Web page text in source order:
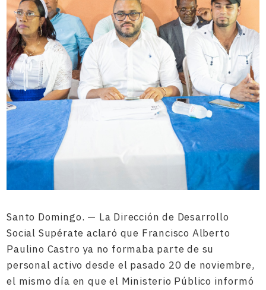
Santo Domingo. — La Dirección de Desarrollo
Social Supérate aclaró que Francisco Alberto
Paulino Castro ya no formaba parte de su
personal activo desde el pasado 20 de noviembre,
el mismo día en que el Ministerio Público informó